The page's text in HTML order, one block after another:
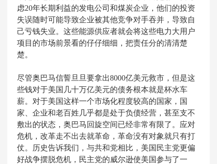
虑20年长期利益的发电公司和煤炭企业，他们的投资
失误随时可能导致企业被其他竞争对手吞并，导致自
己亏钱失业。这些能源供应者就会将这些电力大用户
项目的市场前景看的仔仔细细，把责任分的清清楚
楚。
尽管奥巴马信誓旦旦要拿出8000亿美元救市，但是这
些钱对于美国几十万亿美元的债务根本就是杯水车
薪。对于美国这样一个市场化程度较高的国家，国
家、企业和老百姓几乎都是处于负债经营，甚至支不
敷出的状态，奥巴马回旋空间已经非常有限了。应对
危机，改革走不出去就革命，革命没有对象就只有打
仗。历史告诉我们，与共和党相比，美国民主党更偏
好战争摆脱危机，民主党的威尔逊使美国参与了一